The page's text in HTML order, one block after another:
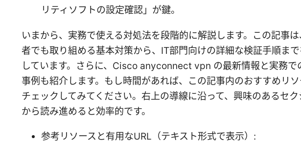
リティソフトの設定確認」が鍵。
いまから、実務で使える対処法を段階的に解説します。この記事
者でも取り組める基本対策から、IT部門向けの詳細な検証手順ま
しています。さらに、Cisco anyconnect vpn の最新情報と実務で
事例も紹介します。もし時間があれば、この記事内のおすすめリソ
チェックしてみてください。右上の導線に沿って、興味のあるセク
から読み進めると効率的です。
参考リソースと有用なURL（テキスト形式で表示）: